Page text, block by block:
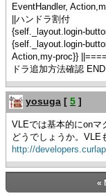
EventHandler,
||ハンドラ割付
{self._layout.login-
{self._layout.login-
Action,my-proc}}
ドラ追加方法確認 END
yosuga [ 5 ]
VLEでは基本的にonマ
どうでしょうか。VLE
http://
«